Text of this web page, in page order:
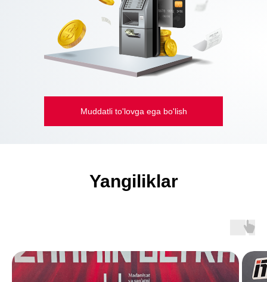
Muddatli to'lovga ega bo'lish
Yangiliklar